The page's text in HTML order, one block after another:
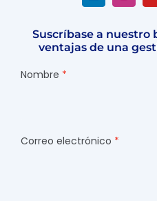
Póngase en contacto con
Suscríbase a nuestro
ventajas de una
Nombre
Correo electrónico